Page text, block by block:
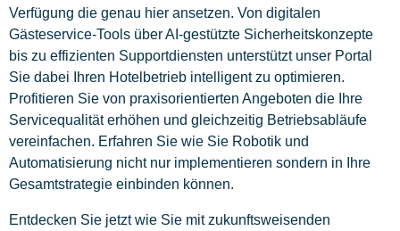
Verfügung die genau hier ansetzen. Von digitalen
Gästeservice-Tools über AI-gestützte Sicherheitskonzepte
bis zu effizienten Supportdiensten unterstützt unser Portal
Sie dabei Ihren Hotelbetrieb intelligent zu optimieren.
Profitieren Sie von praxisorientierten Angeboten die Ihre
Servicequalität erhöhen und gleichzeitig Betriebsabläufe
vereinfachen. Erfahren Sie wie Sie Robotik und
Automatisierung nicht nur implementieren sondern in Ihre
Gesamtstrategie einbinden können.
Entdecken Sie jetzt wie Sie mit zukunftsweisenden